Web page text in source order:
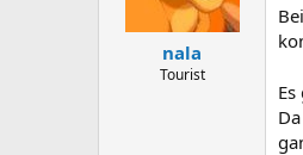
nala
Tourist